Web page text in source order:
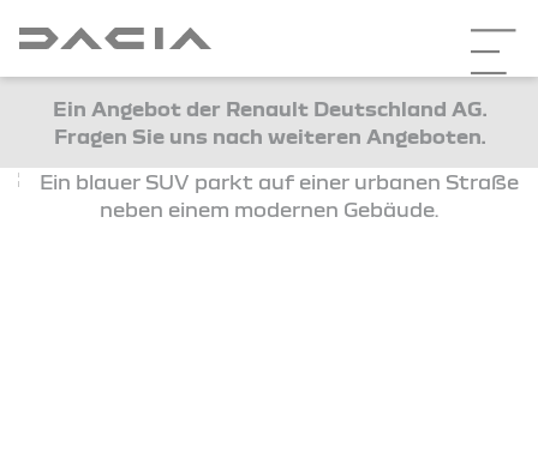
Ein Angebot der Renault Deutschland AG.
Fragen Sie uns nach weiteren Angeboten.